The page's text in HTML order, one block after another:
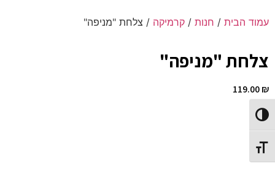
Toggle High Contrast
Toggle Font size
עמוד הבית / חנות / קרמיקה / צלחת "מניפה"
צלחת "מניפה"
119.00₪
א 44
ר 27
ע 1